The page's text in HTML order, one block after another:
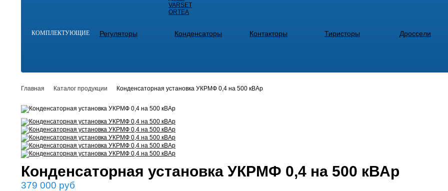
VARSET
ORTEA
КОМПЛЕКТУЮЩИЕ Регуляторы Конденсаторы Контакторы Тиристоры Дроссели
Главная Каталог продукции Конденсаторная установка УКРМФ 0,4 на 500 кВАр
Конденсаторная установка УКРМФ 0,4 на 500 кВАр
379 000 руб